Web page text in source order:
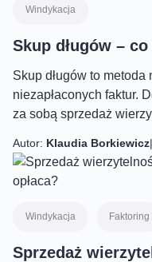
Windykacja
Skup długów –
Skup długów to
niezapłaconych faktur.
za sobą sprzedaż
Autor: Klaudia Borkiewicz|
Windykacja Faktoring
Sprzedaż